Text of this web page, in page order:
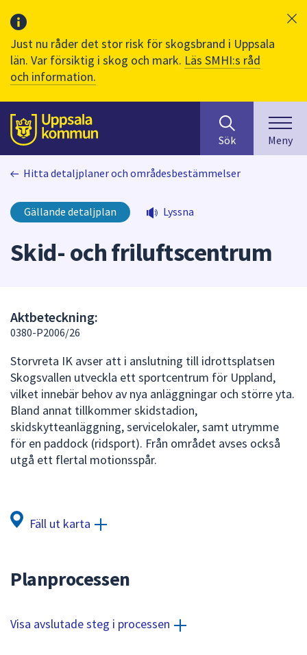
Just nu råder det stor risk för skogsbrand i Uppsala
län. Var försiktig i skog och mark. Läs SMHI:s råd
och information.
Till sidans
huvudinnehåll
efter
innehåll
på
webbplatsen.
i
under
fältet.
Använd
piltangenterna
för
att
Sök Meny
Hitta detaljplaner och områdesbestämmelser
Gällande detaljplan Lyssna
Skid- och friluftscentrum
Aktbeteckning:
0380-P2006/26
Storvreta IK avser att i anslutning till idrottsplatsen
Skogsvallen utveckla ett sportcentrum för Uppland,
vilket innebär behov av nya anläggningar och större yta.
Bland annat tillkommer skidstadion,
skidskytteanläggning, servicelokaler, samt utrymme
för en paddock (ridsport). Från området avses också
utgå ett flertal motionsspår.
Fäll ut karta
Planprocessen
Visa avslutade steg i processen